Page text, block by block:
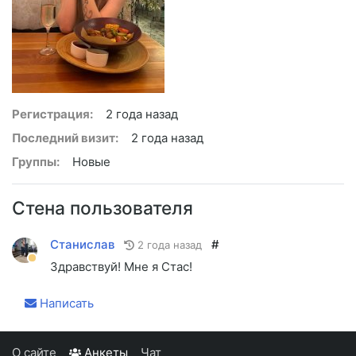
Регистрация:
2 года назад
Последний визит:
2 года назад
Группы:
Новые
Стена пользователя
Станислав 2 года назад
#
Здравствуй! Мне я Стас!
Написать
О сайте Анкеты Чат